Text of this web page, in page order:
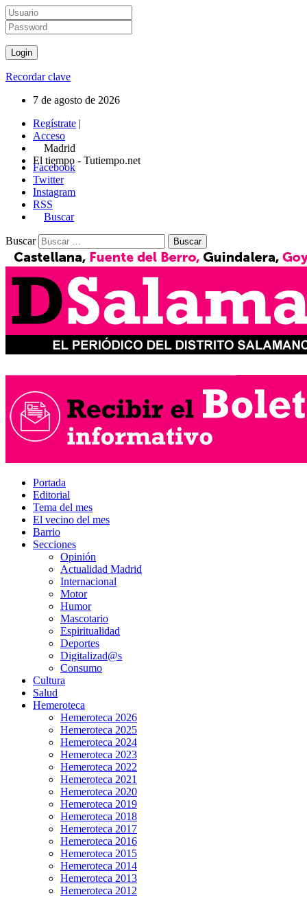
Recordar clave
7 de agosto de 2026
Regístrate |
Acceso
Madrid
El tiempo - Tutiempo.net
Facebook
Twitter
Instagram
RSS
Buscar
Buscar
Portada
Editorial
Tema del mes
El vecino del mes
Barrio
Secciones
Opinión
Actualidad Madrid
Internacional
Motor
Humor
Mascotario
Espiritualidad
Deportes
Digitalizad@s
Consumo
Cultura
Salud
Hemeroteca
Hemeroteca 2026
Hemeroteca 2025
Hemeroteca 2024
Hemeroteca 2023
Hemeroteca 2022
Hemeroteca 2021
Hemeroteca 2020
Hemeroteca 2019
Hemeroteca 2018
Hemeroteca 2017
Hemeroteca 2016
Hemeroteca 2015
Hemeroteca 2014
Hemeroteca 2013
Hemeroteca 2012